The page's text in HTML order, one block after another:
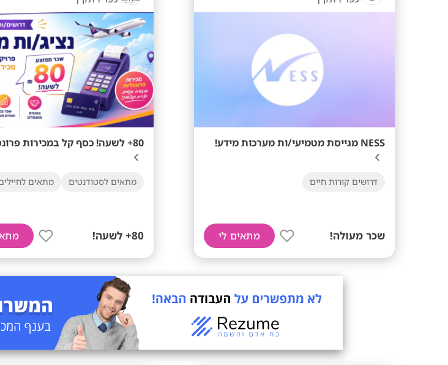
NESS מגייסת מטמיעי/ות מערכות מידע!
דרושים קורות חיים
שכר מעולה! מתאים לי
80+ לשעה! כסף קל במכירות פרונטליות!
מתאים לסטודנטים מתאים
80+ לשעה!